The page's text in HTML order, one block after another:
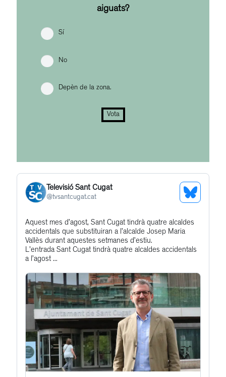
aiguats?
Sí
No
Depèn de la zona.
Vota
Televisió Sant Cugat
@tvsantcugat.cat
See
Profile
Get
to
this
post
Aquest mes d’agost, Sant Cugat tindrà quatre alcaldes
accidentals que substituiran a l’alcalde Josep Maria
Vallès durant aquestes setmanes d’estiu.
L'entrada Sant Cugat tindrà quatre alcaldes accidentals
a l’agost ...